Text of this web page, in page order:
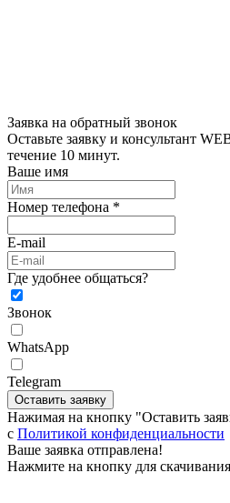
Заявка на обратный звонок
Оставьте заявку и консультант
течение 10 минут.
Ваше имя
Номер телефона *
E-mail
Где удобнее общаться?
Звонок
WhatsApp
Telegram
Оставить заявку
Нажимая на кнопку "Оставить
c Политикой конфиденциальности
Ваше заявка отправлена!
Нажмите на кнопку для